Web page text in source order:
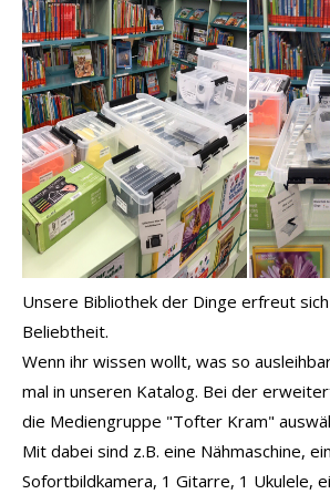
Unsere Bibliothek der Dinge erfreut
Beliebtheit.
Wenn ihr wissen wollt, was so
mal in unseren Katalog. Bei der
die Mediengruppe "Tofter Kram"
Mit dabei sind z.B. eine Nähmaschine,
Sofortbildkamera, 1 Gitarre, 1 Ukulele,